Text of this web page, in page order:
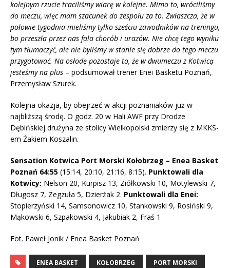
kolejnym rzucie traciliśmy wiarę w kolejne. Mimo to, wróciliśmy
do meczu, więc mam szacunek do zespołu za to. Zwłaszcza, że w
połowie tygodnia mieliśmy tylko sześciu zawodników na treningu,
bo przeszła przez nas fala chorób i urazów. Nie chcę tego wyniku
tym tłumaczyć, ale nie byliśmy w stanie się dobrze do tego meczu
przygotować. Na osłodę pozostaje to, że w dwumeczu z Kotwicą
jesteśmy na plus – podsumował trener Enei Basketu Poznań,
Przemysław Szurek.
Kolejna okazja, by obejrzeć w akcji poznaniaków już w
najbliższą środę. O godz. 20 w Hali AWF przy Drodze
Dębińskiej drużyna ze stolicy Wielkopolski zmierzy się z MKKS-
em Żakiem Koszalin.
Sensation Kotwica Port Morski Kołobrzeg – Enea Basket
Poznań 64:55 (15:14, 20:10, 21:16, 8:15). Punktowali dla
Kotwicy: Nelson 20, Kurpisz 13, Ziółkowski 10, Motylewski 7,
Długosz 7, Zegzuła 5, Dzierżak 2. Punktowali dla Enei:
Stopierzyński 14, Samsonowicz 10, Stankowski 9, Rosiński 9,
Mąkowski 6, Szpakowski 4, Jakubiak 2, Fraś 1
Fot. Paweł Jonik / Enea Basket Poznań
ENEA BASKET KOŁOBRZEG PORT MORSKI